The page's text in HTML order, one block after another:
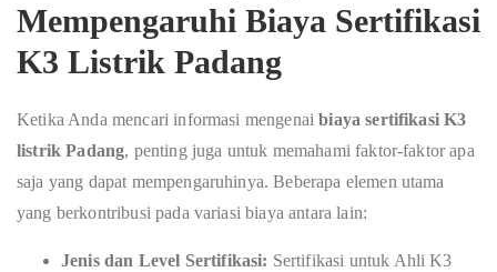
Mempengaruhi Biaya Sertifikasi
K3 Listrik Padang
Ketika Anda mencari informasi mengenaibiaya sertifikasi K3
listrik Padang, penting juga untuk memahami faktor-faktor apa
saja yang dapat mempengaruhinya. Beberapa elemen utama
yang berkontribusi pada variasi biaya antara lain:
Jenis dan Level Sertifikasi: Sertifikasi untuk Ahli K3